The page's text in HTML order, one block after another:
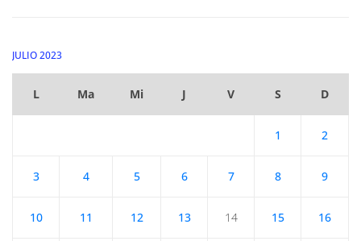
JULIO 2023
L Ma Mi J V S D
1 2
3 4 5 6 7 8 9
10 11 12 13 14 15 16